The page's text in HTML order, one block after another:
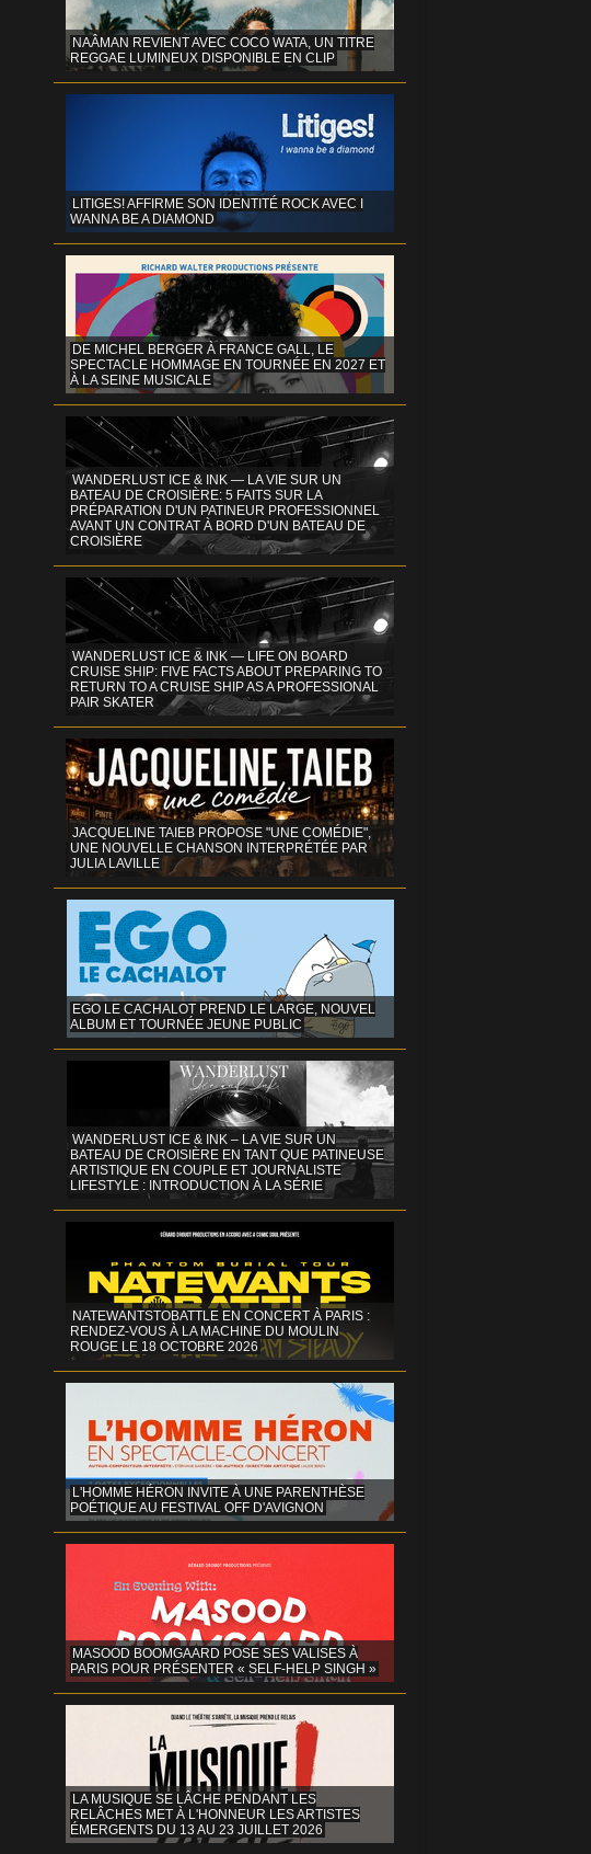
NAÂMAN REVIENT AVEC COCO WATA, UN TITRE
REGGAE LUMINEUX DISPONIBLE EN CLIP
LITIGES! AFFIRME SON IDENTITÉ ROCK AVEC I
WANNA BE A DIAMOND
DE MICHEL BERGER À FRANCE GALL, LE
SPECTACLE HOMMAGE EN TOURNÉE EN 2027 ET
À LA SEINE MUSICALE
WANDERLUST ICE & INK — LA VIE SUR UN
BATEAU DE CROISIÈRE: 5 FAITS SUR LA
PRÉPARATION D'UN PATINEUR PROFESSIONNEL
AVANT UN CONTRAT À BORD D'UN BATEAU DE
CROISIÈRE
WANDERLUST ICE & INK — LIFE ON BOARD
CRUISE SHIP: FIVE FACTS ABOUT PREPARING TO
RETURN TO A CRUISE SHIP AS A PROFESSIONAL
PAIR SKATER
JACQUELINE TAIEB PROPOSE "UNE COMÉDIE",
UNE NOUVELLE CHANSON INTERPRÉTÉE PAR
JULIA LAVILLE
EGO LE CACHALOT PREND LE LARGE, NOUVEL
ALBUM ET TOURNÉE JEUNE PUBLIC
WANDERLUST ICE & INK – LA VIE SUR UN
BATEAU DE CROISIÈRE EN TANT QUE PATINEUSE
ARTISTIQUE EN COUPLE ET JOURNALISTE
LIFESTYLE : INTRODUCTION À LA SÉRIE
NATEWANTSTOBATTLE EN CONCERT À PARIS :
RENDEZ-VOUS À LA MACHINE DU MOULIN
ROUGE LE 18 OCTOBRE 2026
L'HOMME HÉRON INVITE À UNE PARENTHÈSE
POÉTIQUE AU FESTIVAL OFF D'AVIGNON
MASOOD BOOMGAARD POSE SES VALISES À
PARIS POUR PRÉSENTER « SELF-HELP SINGH »
LA MUSIQUE SE LÂCHE PENDANT LES
RELÂCHES MET À L'HONNEUR LES ARTISTES
ÉMERGENTS DU 13 AU 23 JUILLET 2026